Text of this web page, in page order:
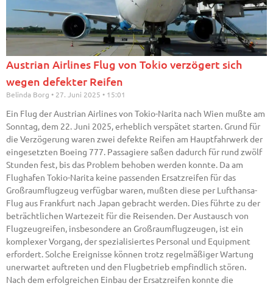
Austrian Airlines Flug von Tokio verzögert sich
wegen defekter Reifen
Belinda Borg 27. Juni 2025 15:01
Ein Flug der Austrian Airlines von Tokio-Narita nach Wien mußte am
Sonntag, dem 22. Juni 2025, erheblich verspätet starten. Grund für
die Verzögerung waren zwei defekte Reifen am Hauptfahrwerk der
eingesetzten Boeing 777. Passagiere saßen dadurch für rund zwölf
Stunden fest, bis das Problem behoben werden konnte. Da am
Flughafen Tokio-Narita keine passenden Ersatzreifen für das
Großraumflugzeug verfügbar waren, mußten diese per Lufthansa-
Flug aus Frankfurt nach Japan gebracht werden. Dies führte zu der
beträchtlichen Wartezeit für die Reisenden. Der Austausch von
Flugzeugreifen, insbesondere an Großraumflugzeugen, ist ein
komplexer Vorgang, der spezialisiertes Personal und Equipment
erfordert. Solche Ereignisse können trotz regelmäßiger Wartung
unerwartet auftreten und den Flugbetrieb empfindlich stören.
Nach dem erfolgreichen Einbau der Ersatzreifen konnte die